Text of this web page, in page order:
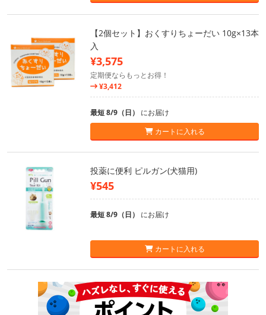
【2個セット】おくすりちょーだい 10g×13本
入
¥3,575
定期便ならもっとお得！
¥3,412
最短 8/9（日） にお届け
カートに入れる
投薬に便利 ピルガン(犬猫用)
¥545
最短 8/9（日） にお届け
カートに入れる